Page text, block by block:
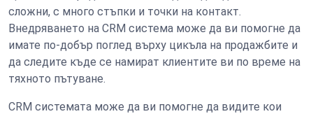
сложни, с много стъпки и точки на контакт.
Внедряването на CRM система може да ви помогне да
имате по-добър поглед върху цикъла на продажбите и
да следите къде се намират клиентите ви по време на
тяхното пътуване.
CRM системата може да ви помогне да видите кои